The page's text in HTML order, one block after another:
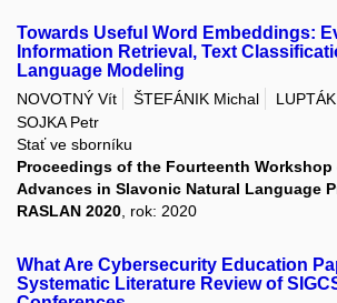
Towards Useful Word Embeddings:
Information Retrieval, Text
Language Modeling
NOVOTNÝ Vít ŠTEFÁNIK Michal
SOJKA Petr
Stať ve sborníku
Proceedings of the Fourteenth Workshop
Advances in Slavonic Natural Language
RASLAN 2020 , rok: 2020
What Are Cybersecurity Education
Systematic Literature Review of